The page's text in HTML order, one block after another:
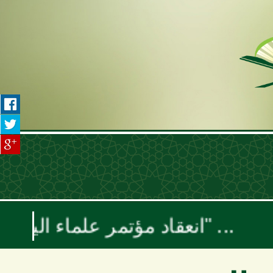
انعقاد مؤتمر علماء اليمن السنوي بعنوان "موقف علماء الأمة تجاه حرب الإبادة والتجويع في غزة ومخطط إسرائيل الكبرى"